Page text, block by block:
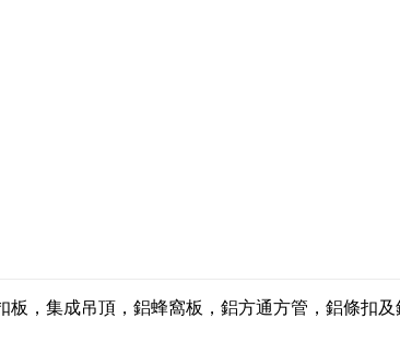
板，集成吊頂，鋁蜂窩板，鋁方通方管，鋁條扣